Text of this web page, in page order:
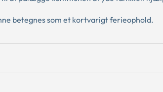
betegnes som et kortvarigt ferieophold.